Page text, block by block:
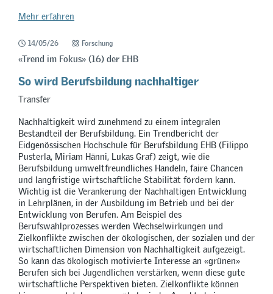
Mehr erfahren
14/05/26 Forschung
«Trend im Fokus» (16) der EHB
So wird Berufsbildung nachhaltiger
Transfer
Nachhaltigkeit wird zunehmend zu einem integralen
Bestandteil der Berufsbildung. Ein Trendbericht der
Eidgenössischen Hochschule für Berufsbildung EHB (Filippo
Pusterla, Miriam Hänni, Lukas Graf) zeigt, wie die
Berufsbildung umweltfreundliches Handeln, faire Chancen
und langfristige wirtschaftliche Stabilität fördern kann.
Wichtig ist die Verankerung der Nachhaltigen Entwicklung
in Lehrplänen, in der Ausbildung im Betrieb und bei der
Entwicklung von Berufen. Am Beispiel des
Berufswahlprozesses werden Wechselwirkungen und
Zielkonflikte zwischen der ökologischen, der sozialen und der
wirtschaftlichen Dimension von Nachhaltigkeit aufgezeigt.
So kann das ökologisch motivierte Interesse an «grünen»
Berufen sich bei Jugendlichen verstärken, wenn diese gute
wirtschaftliche Perspektiven bieten. Zielkonflikte können